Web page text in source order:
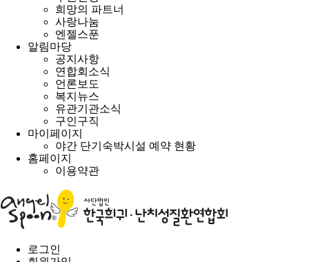
희망의 파트너
사랑나눔
엔젤스푼
알림마당
공지사항
연합회소식
언론보도
복지뉴스
유관기관소식
구인구직
마이페이지
야간 단기숙박시설 예약 현황
홈페이지
이용약관
로그인